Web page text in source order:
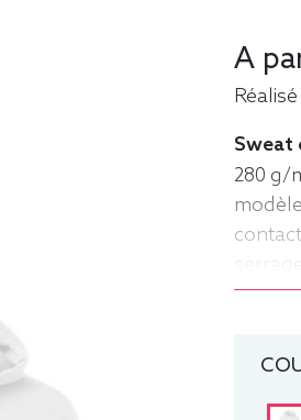
A
Sweat
280 g/